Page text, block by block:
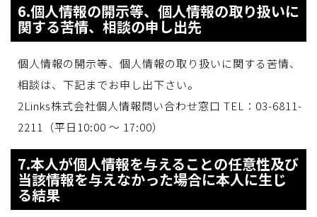
6.個人情報の開示等、個人情報の取り扱いに
関する苦情、相談の申し出先
個人情報の開示等、個人情報の取り扱いに関する苦情、
相談は、下記までお申し出下さい。
2Links株式会社個人情報問い合わせ窓口 TEL：03-6811-
2211（平日10:00 ～ 17:00）
7.本人が個人情報を与えることの任意性及び
当該情報を与えなかった場合に本人に生じ
る結果